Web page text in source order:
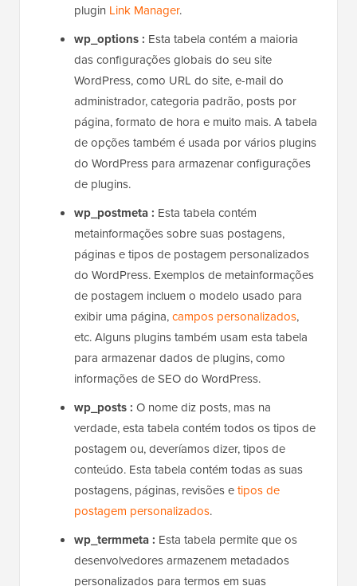
plugin Link Manager.
wp_options : Esta tabela contém a maioria
das configurações globais do seu site
WordPress, como URL do site, e-mail do
administrador, categoria padrão, posts por
página, formato de hora e muito mais. A tabela
de opções também é usada por vários plugins
do WordPress para armazenar configurações
de plugins.
wp_postmeta : Esta tabela contém
metainformações sobre suas postagens,
páginas e tipos de postagem personalizados
do WordPress. Exemplos de metainformações
de postagem incluem o modelo usado para
exibir uma página,campos personalizados,
etc. Alguns plugins também usam esta tabela
para armazenar dados de plugins, como
informações de SEO do WordPress.
wp_posts : O nome diz posts, mas na
verdade, esta tabela contém todos os tipos de
postagem ou, deveríamos dizer, tipos de
conteúdo. Esta tabela contém todas as suas
postagens, páginas, revisões etipos de
postagem personalizados.
wp_termmeta : Esta tabela permite que os
desenvolvedores armazenem metadados
personalizados para termos em suas